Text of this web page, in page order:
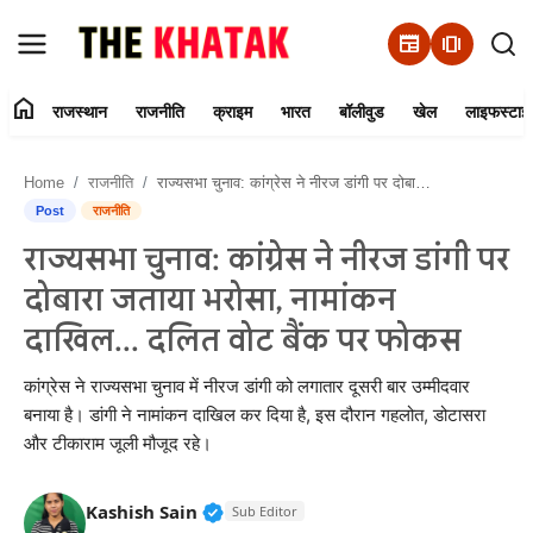
newspaper amp_stories
Contact Us
राजस्थान
राजनीति
क्राइम
भारत
बॉलीवुड
home राजस्थान राजनीति क्राइम भारत बॉलीवुड खेल
Home राजनीति राज्यसभा चुनाव: कांग्रेस ने नीरज डांगी पर दोबारा जताया भरोसा, नामांकन दाखिल... दलित वोट बैंक पर फोकस
Post राजनीति
राज्यसभा चुनाव: कांग्रेस ने नीरज डांगी पर
दोबारा जताया भरोसा, नामांकन
दाखिल... दलित वोट बैंक पर फोकस
कांग्रेस ने राज्यसभा चुनाव में नीरज डांगी को लगातार दूसरी बार उम्मीदवार
बनाया है। डांगी ने नामांकन दाखिल कर दिया है, इस दौरान गहलोत, डोटासरा
और टीकाराम जूली मौजूद रहे।
Kashish Sain Verified Public Figure • 11 Jun,
Sub Editor